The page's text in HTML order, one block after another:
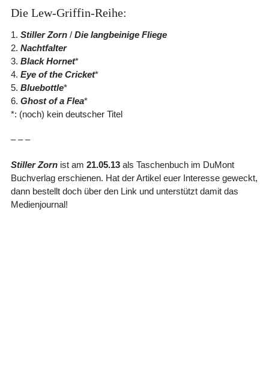
Die Lew-Griffin-Reihe:
1. Stiller Zorn/ Die langbeinige Fliege
2. Nachtfalter
3. Black Hornet*
4. Eye of the Cricket*
5. Bluebottle*
6. Ghost of a Flea*
*: (noch) kein deutscher Titel
– – –
Stiller Zornist am 21.05.13als Taschenbuch im DuMont
Buchverlag erschienen. Hat der Artikel euer Interesse geweckt,
dann bestellt doch über den Link und unterstützt damit das
Medienjournal!